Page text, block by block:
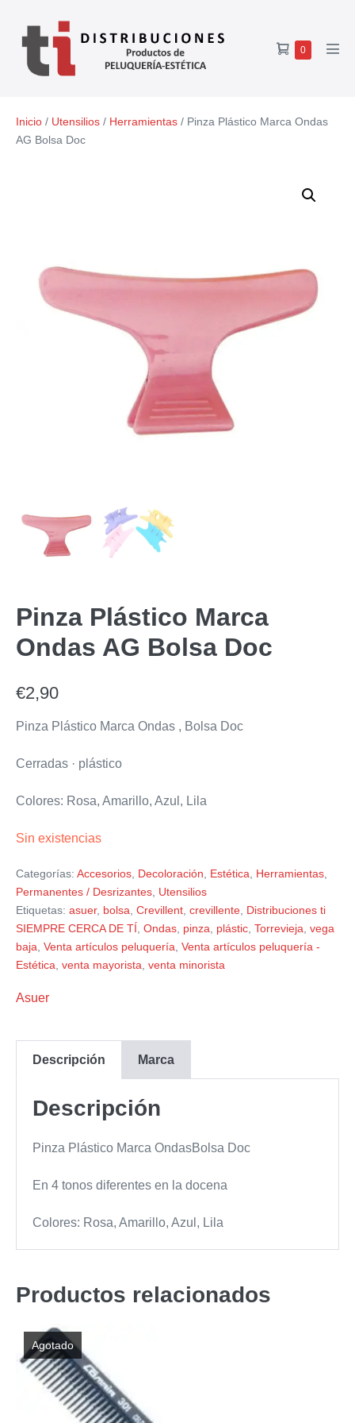
0
Inicio / Utensilios / Herramientas / Pinza Plástico Marca Ondas
AG Bolsa Doc
Pinza Plástico Marca
Ondas AG Bolsa Doc
€2,90
Pinza Plástico Marca Ondas , Bolsa Doc
Cerradas · plástico
Colores: Rosa, Amarillo, Azul, Lila
Sin existencias
Categorías: Accesorios Decoloración Estética Herramientas
Permanentes / Desrizantes Utensilios
Etiquetas: asuer, bolsa Crevillent crevillente Distribuciones ti
SIEMPRE CERCA DE TÍ Ondas pinza plástic Torrevieja vega
baja Venta artículos peluquería Venta artículos peluquería -
Estética venta mayorista venta minorista
Asuer
Descripción Marca
Descripción
Pinza Plástico Marca OndasBolsa Doc
En 4 tonos diferentes en la docena
Colores: Rosa, Amarillo, Azul, Lila
Productos relacionados
Agotado